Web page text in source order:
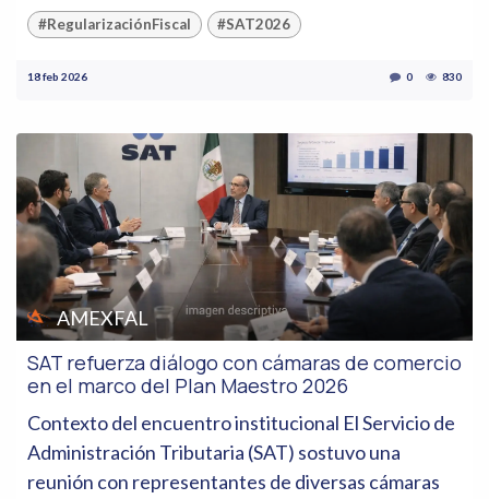
#RegularizaciónFiscal #SAT2026
18 feb 2026 0 830
AMEXFAL
SAT refuerza diálogo con cámaras de comercio
en el marco del Plan Maestro 2026
Contexto del encuentro institucional El Servicio de
Administración Tributaria (SAT) sostuvo una
reunión con representantes de diversas cámaras